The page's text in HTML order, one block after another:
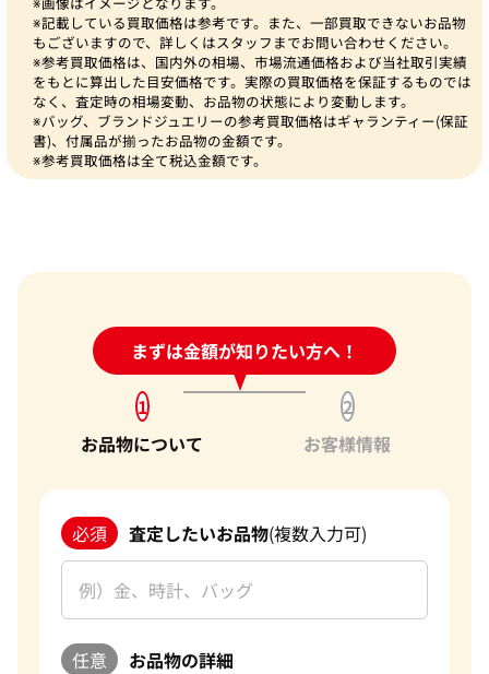
※記載している買取価格は参考です。また、一部買取できないお品物
もございますので、詳しくはスタッフまでお問い合わせください。
※参考買取価格は、国内外の相場、市場流通価格および当社取引実績
をもとに算出した目安価格です。実際の買取価格を保証するものでは
なく、査定時の相場変動、お品物の状態により変動します。
※バッグ、ブランドジュエリーの参考買取価格はギャランティー(保証
書)、付属品が揃ったお品物の金額です。
※参考買取価格は全て税込金額です。
まずは金額が知りたい方へ！
24時間受付中!問い合わせフォーム
1
お品物について
2
お客様情報
必須 査定したいお品物(複数入力可)
任意 お品物の詳細